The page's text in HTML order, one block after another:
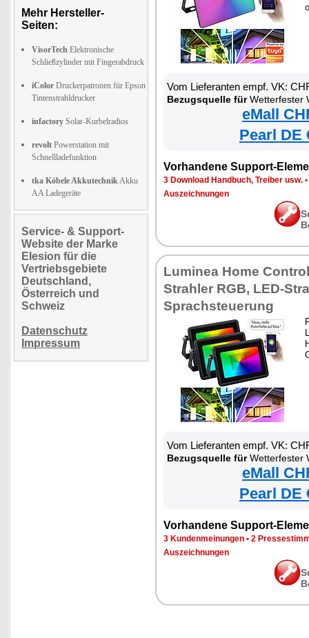
Mehr Hersteller-
Seiten:
VisorTech Elektronische
Schließzylinder mit Fingerabdruck
iColor Druckerpatronen für Epson
Tintenstrahldrucker
infactory Solar-Kurbelradios
revolt Powerstation mit
Schnellladefunktion
tka Köbele AkkutechnikAkku
AA Ladegeräte
Service- & Support-
Website der Marke
Elesion für die
Vertriebsgebiete
Deutschland,
Österreich und
Schweiz
Datenschutz
Impressum
Vom Lieferanten empf. VK:
Bezugsquelle fürWetterfester WLAN-Fluter
eMall
Pearl DE
Vorhandene Support-
3 Download Handbuch, Treiber usw. •
Auszeichnungen
Luminea Home
Strahler RGB, LED-
Sprachsteuerung
Vom Lieferanten empf. VK:
Bezugsquelle fürWetterfester WLAN-Fluter
eMall
Pearl DE
Vorhandene Support-
3 Kundenmeinungen • 2
Auszeichnungen